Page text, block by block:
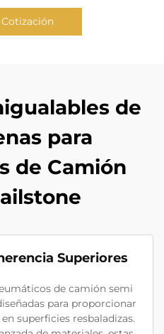
de
para
de Camión
Superiores
de camión semi
para proporcionar
superficies resbaladizas.